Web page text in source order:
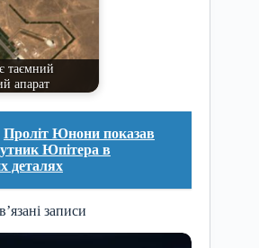
таємний
апарат
Проліт Юнони показав
Юпітера в
деталях
записи